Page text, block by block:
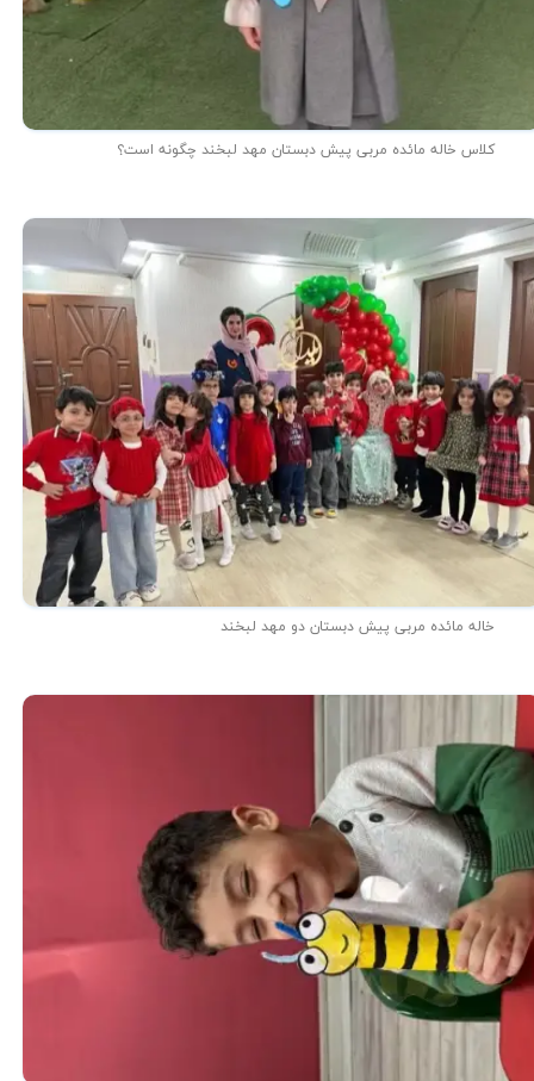
کلاس خاله مائده مربی پیش دبستان مهد لبخند چگونه است؟
خاله مائده مربی پیش دبستان دو مهد لبخند